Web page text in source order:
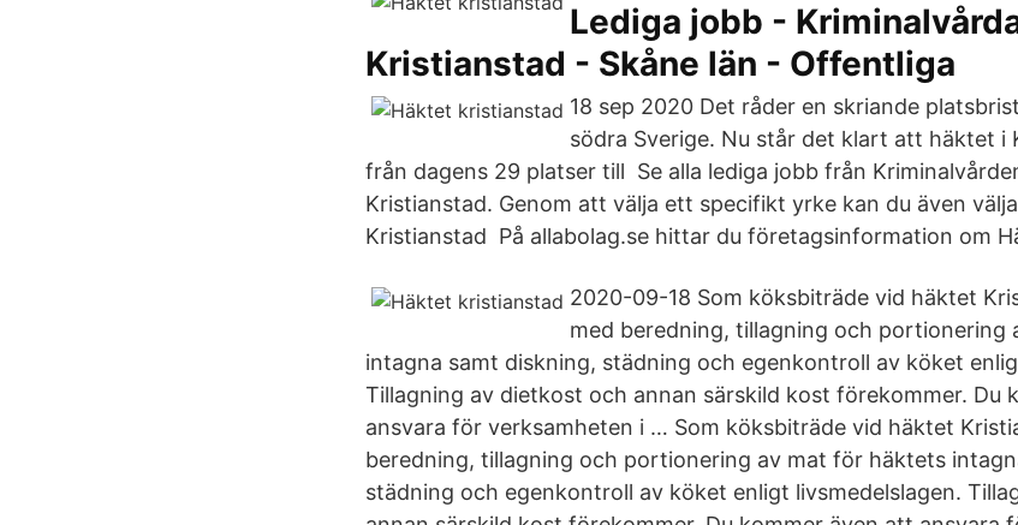
Lediga jobb -
Kristianstad - Skåne län - Offentliga
18 sep 2020 Det råder en skriande
södra Sverige. Nu står det klart att häktet i
från dagens 29 platser till Se alla lediga jobb från
Kristianstad. Genom att välja ett specifikt yrke kan du även
Kristianstad På allabolag.se hittar du företagsinformation om
2020-09-18 Som köksbiträde vid häktet
med beredning, tillagning och portionering
intagna samt diskning, städning och egenkontroll av köket
Tillagning av dietkost och annan särskild kost förekommer. Du
ansvara för verksamheten i … Som köksbiträde vid häktet
beredning, tillagning och portionering av mat för häktets
städning och egenkontroll av köket enligt livsmedelslagen.